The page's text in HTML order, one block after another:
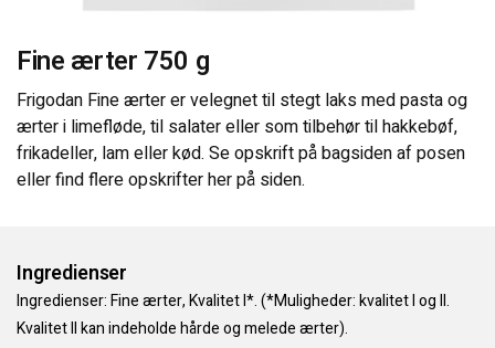
Fine ærter 750 g
Frigodan Fine ærter er velegnet til stegt laks med pasta og
ærter i limefløde, til salater eller som tilbehør til hakkebøf,
frikadeller, lam eller kød. Se opskrift på bagsiden af posen
eller find flere opskrifter her på siden.
Ingredienser
Ingredienser: Fine ærter, Kvalitet I*. (*Muligheder: kvalitet I og II.
Kvalitet II kan indeholde hårde og melede ærter).